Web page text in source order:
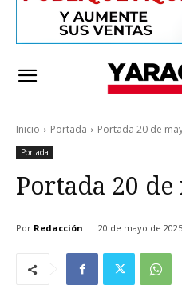
Inicio Portada Portada 20 de
Portada
Portada 20 de
Por Redacción 20 de mayo de 2025